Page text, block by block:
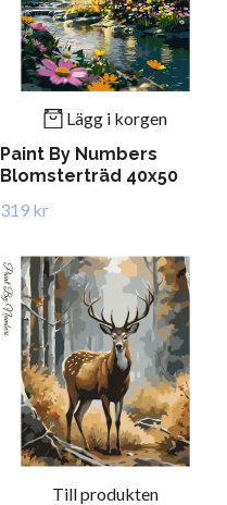
Lägg i korgen
Paint By Numbers
Blomsterträd 40x50
319 kr
Till produkten